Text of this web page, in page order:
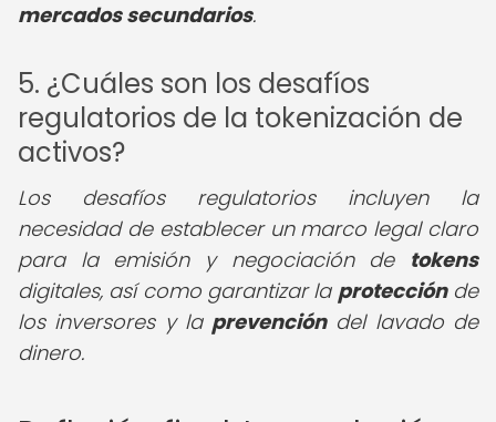
mercados secundarios.
5. ¿Cuáles son los desafíos
regulatorios de la tokenización de
activos?
Los desafíos regulatorios incluyen la
necesidad de establecer un marco legal claro
para la emisión y negociación de tokens
digitales, así como garantizar la protecciónde
los inversores y la prevencióndel lavado de
dinero.